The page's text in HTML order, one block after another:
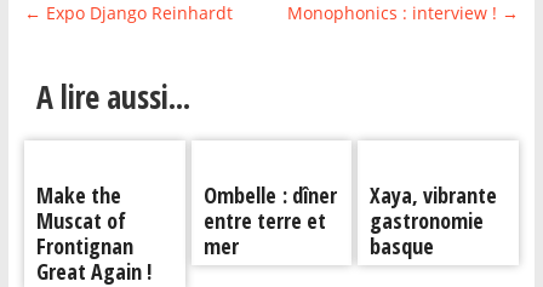
← Expo Django Reinhardt Monophonics : interview ! →
A lire aussi...
Make the
Muscat of
Frontignan
Great Again !
Ombelle : dîner
entre terre et
mer
Xaya, vibrante
gastronomie
basque